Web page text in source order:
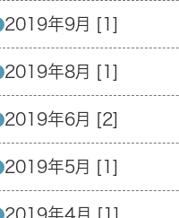
2019年9月 [1]
2019年8月 [1]
2019年6月 [2]
2019年5月 [1]
2019年4月 [1]